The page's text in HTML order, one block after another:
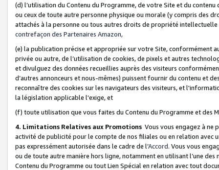
(d) l’utilisation du Contenu du Programme, de votre Site et du
ou ceux de toute autre personne physique ou morale (y compris des
attachés à la personne ou tous autres droits de propriété
contrefaçon des Partenaires Amazon,
(e) la publication précise et appropriée sur votre Site, conformément
privée ou autre, de l’utilisation de cookies, de pixels et autres
et divulguez des données recueillies auprès des visiteurs
d’autres annonceurs et nous-mêmes) puissent fournir du contenu et
reconnaître des cookies sur les navigateurs des visiteurs, et
la législation applicable l'exige, et
(f) toute utilisation que vous faites du Contenu du Programme et des
4. Limitations Relatives aux Promotions Vous vous engagez à ne
activité de publicité pour le compte de nos filiales ou en relation avec
pas expressément autorisée dans le cadre de l’Accord. Vous vous
ou de toute autre manière hors ligne, notamment en utilisant l’une
Contenu du Programme ou tout Lien Spécial en relation avec tout